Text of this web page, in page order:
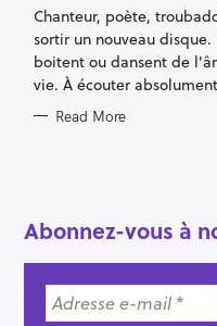
O
I
E
S
Chanteur, poète,
sortir un nouveau
boitent ou dansent de
vie. À écouter absolument
Read More
Abonnez-vous à